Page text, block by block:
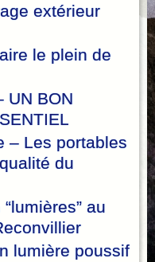
extérieur
le plein de
UN BON
– Les portables
du
au
lumière poussif